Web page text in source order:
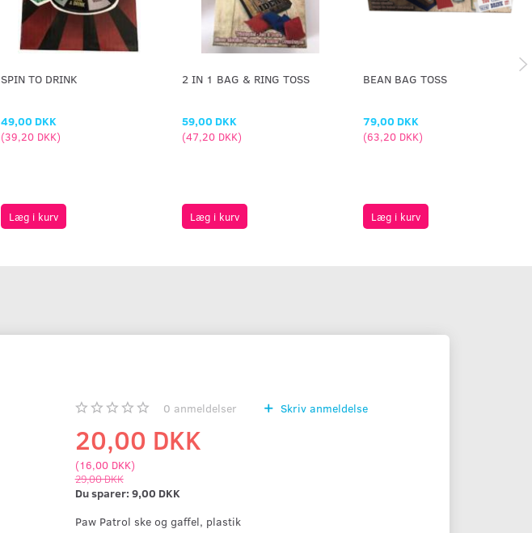
SPIN TO DRINK
49,00 DKK
(39,20 DKK)
Læg i kurv
2 IN 1 BAG & RING TOSS
59,00 DKK
(47,20 DKK)
Læg i kurv
BEAN BAG TOSS
79,00 DKK
(63,20 DKK)
Læg i kurv
0 anmeldelser Skriv anmeldelse
20,00 DKK
(16,00 DKK)
29,00 DKK
Du sparer: 9,00 DKK
Paw Patrol ske og gaffel, plastik